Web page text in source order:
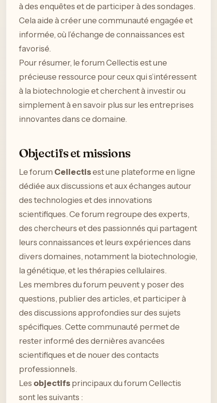
à des enquêtes et de participer à des sondages.
Cela aide à créer une communauté engagée et
informée, où l’échange de connaissances est
favorisé.
Pour résumer, le forum Cellectis est une
précieuse ressource pour ceux qui s’intéressent
à la biotechnologie et cherchent à investir ou
simplement à en savoir plus sur les entreprises
innovantes dans ce domaine.
Objectifs et missions
Le forum Cellectisest une plateforme en ligne
dédiée aux discussions et aux échanges autour
des technologies et des innovations
scientifiques. Ce forum regroupe des experts,
des chercheurs et des passionnés qui partagent
leurs connaissances et leurs expériences dans
divers domaines, notamment la biotechnologie,
la génétique, et les thérapies cellulaires.
Les membres du forum peuvent y poser des
questions, publier des articles, et participer à
des discussions approfondies sur des sujets
spécifiques. Cette communauté permet de
rester informé des dernières avancées
scientifiques et de nouer des contacts
professionnels.
Les objectifs principaux du forum Cellectis
sont les suivants :